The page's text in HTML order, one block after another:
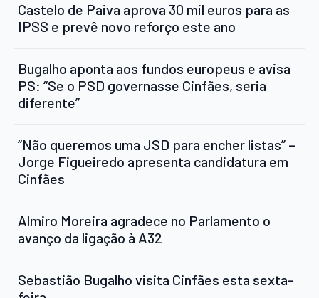
Castelo de Paiva aprova 30 mil euros para as
IPSS e prevê novo reforço este ano
Bugalho aponta aos fundos europeus e avisa
PS: “Se o PSD governasse Cinfães, seria
diferente”
“Não queremos uma JSD para encher listas” –
Jorge Figueiredo apresenta candidatura em
Cinfães
Almiro Moreira agradece no Parlamento o
avanço da ligação à A32
Sebastião Bugalho visita Cinfães esta sexta-